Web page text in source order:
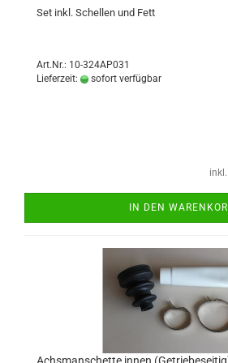
Set inkl. Schellen und Fett
Art.Nr.: 10-324AP031
Lieferzeit:
sofort verfügbar
IN DEN